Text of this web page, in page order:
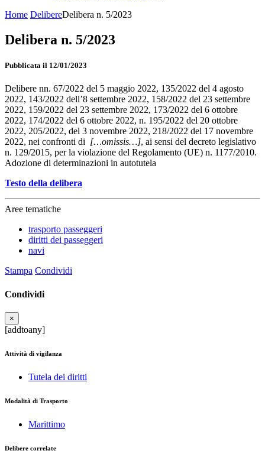
Home DelibereDelibera n. 5/2023
Delibera n. 5/2023
Pubblicata il 12/01/2023
Delibere nn. 67/2022 del 5 maggio 2022, 135/2022 del 4 agosto
2022, 143/2022 dell’8 settembre 2022, 158/2022 del 23 settembre
2022, 159/2022 del 23 settembre 2022, 173/2022 del 6 ottobre
2022, 174/2022 del 6 ottobre 2022, n. 195/2022 del 20 ottobre
2022, 205/2022, del 3 novembre 2022, 218/2022 del 17 novembre
2022, nei confronti di […omissis…], ai sensi del decreto legislativo
n. 129/2015, per la violazione del Regolamento (UE) n. 1177/2010.
Adozione di determinazioni in autotutela
Testo della delibera
Aree tematiche
trasporto passeggeri
diritti dei passeggeri
navi
Stampa Condividi
Condividi
×
[addtoany]
Attività di vigilanza
Tutela dei diritti
Modalità di Trasporto
Marittimo
Delibere correlate